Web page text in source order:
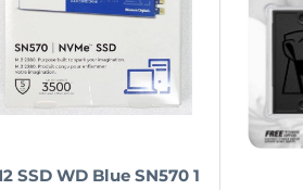
SSD WD Blue SN570 1